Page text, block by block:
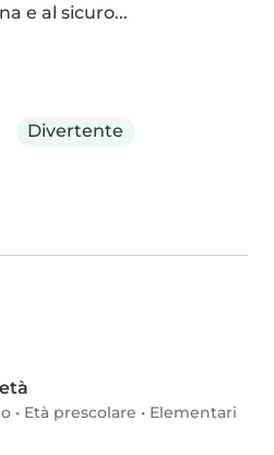
e al sicuro...
Divertente
• Età prescolare • Elementari